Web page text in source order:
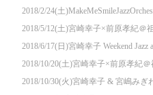
2018/2/24(土
2018/5/12(土)宮崎幸子×前原孝紀＠
2018/6/17(日)宮崎幸子 Weekend Jazz
2018/10/20(土)宮崎幸子×前原孝紀
2018/10/30(火)宮崎幸子 & 宮嶋みぎ